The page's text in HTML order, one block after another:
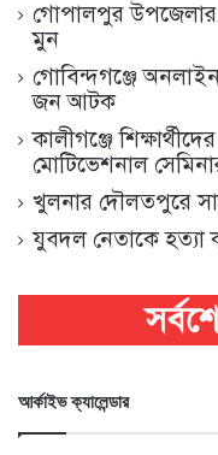
গোপালপুর উপজেলার
মুন
গোবিন্দগঞ্জে
জন আটক
কালীগঞ্জে
মোটিভেশনাল
খুলনার দৌলতপুরে
যুবদল নেতাকে হত্যা
আর্কাইভ ক্যালেন্ডার